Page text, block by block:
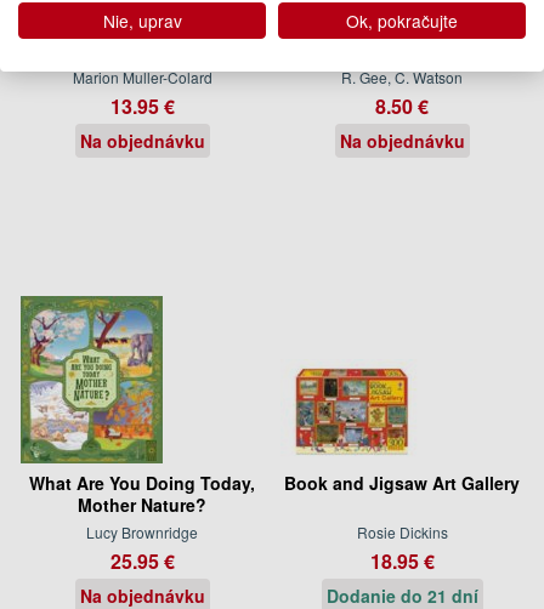
Hannah Arendts Little
Marion Muller-Colard
13.95 €
Na objednávku
Improve your Spelling
R. Gee, C. Watson
8.50 €
Na objednávku
What Are You Doing Today,
Mother Nature?
Lucy Brownridge
25.95 €
Na objednávku
Book and Jigsaw Art Gallery
Rosie Dickins
18.95 €
Dodanie do 21 dní
Nie, uprav Ok, pokračujte